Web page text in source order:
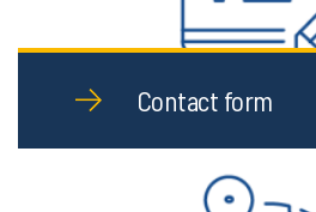
Contact form